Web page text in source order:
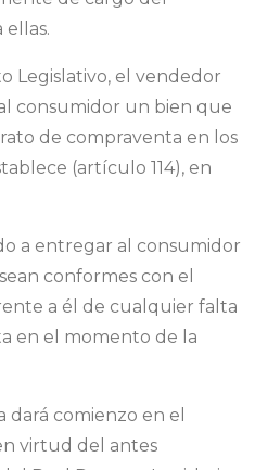
ellas.
Legislativo, el vendedor
consumidor un bien que
de compraventa en los
(artículo 114), en
a entregar al consumidor
conformes con el
a él de cualquier falta
en el momento de la
comienzo en el
virtud del antes